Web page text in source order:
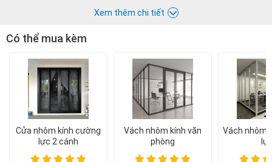
Xem thêm chi tiết
Chat với Á CHÂU:
Á CHÂU
0938786826
Email:cuacuonachau@gmail.com
Có thể mua kèm
Cửa nhôm kính cường
lực 2 cánh
Vách nhôm kính văn
phòng
Vách nhôm